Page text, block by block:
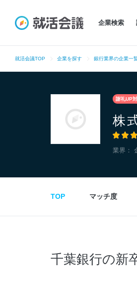
企業検索
就活会議TOP 企業を探す 銀行業界の企業一
謝礼UP
株
業界：
TOP マッチ度
千葉銀行の新